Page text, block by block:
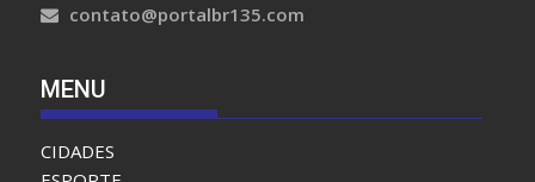
contato@portalbr135.com
MENU
CIDADES